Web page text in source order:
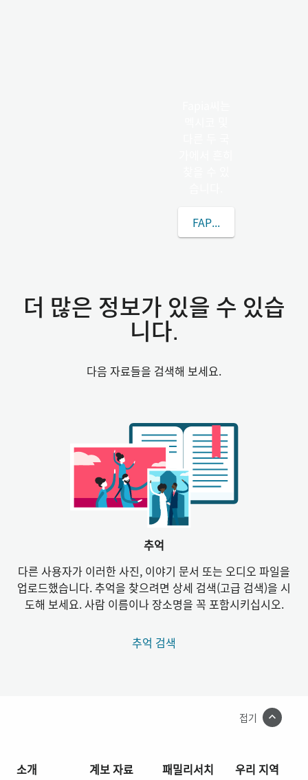
FAPIA씨에 대해 더 알아
더 많은 정보가 있을 수 있습
니다.
다음 자료들을 검색해 보세요.
추억
다른 사용자가 이러한 사진, 이야기 문서 또는 오디오 파일을
업로드했습니다. 추억을 찾으려면 상세 검색(고급 검색)을 시
도해 보세요. 사람 이름이나 장소명을 꼭 포함시키십시오.
추억 검색
접기
소개 계보 자료
패밀리서치
우리 지역